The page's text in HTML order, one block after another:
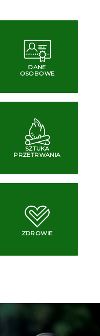
DANE
OSOBOWE
SZTUKA
PRZETRWANIA
ZDROWIE